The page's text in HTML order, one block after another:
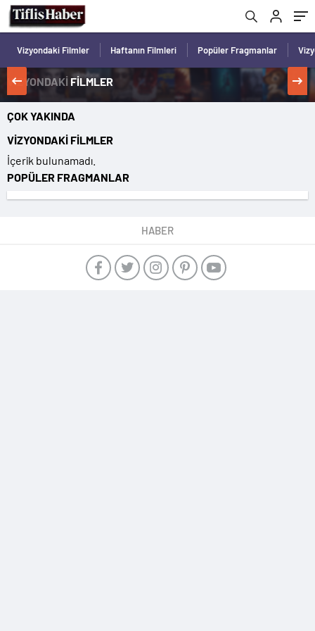
Vizyondaki Filmler Haftanın Filmleri Popüler Fragmanlar
VİZYONDAKİ FİLMLER
ÇOK YAKINDA
VİZYONDAKİ FİLMLER
İçerik bulunamadı.
POPÜLER FRAGMANLAR
HABER